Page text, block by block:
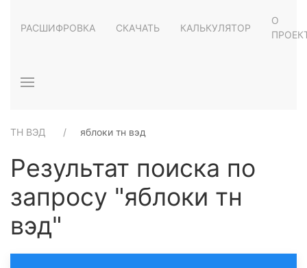
РАСШИФРОВКА СКАЧАТЬ КАЛЬКУЛЯТОР
О
ТН ВЭД яблоки тн вэд
Результат поиска по
запросу "яблоки тн
вэд"